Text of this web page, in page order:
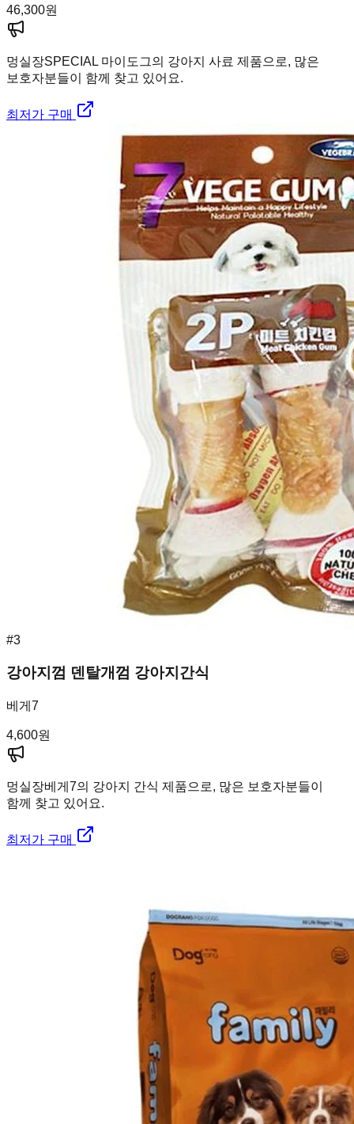
46,300원
멍실장SPECIAL 마이도그의 강아지 사료 제품으로, 많은
보호자분들이 함께 찾고 있어요.
최저가 구매
#3
강아지껌 덴탈개껌 강아지간식
베게7
4,600원
멍실장베게7의 강아지 간식 제품으로, 많은 보호자분들이
함께 찾고 있어요.
최저가 구매